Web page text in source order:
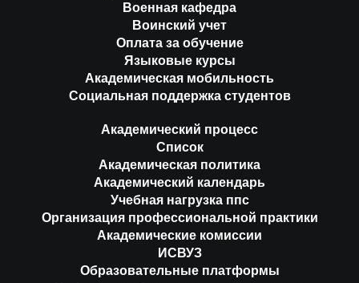
Военная кафедра
Воинский учет
Оплата за обучение
Языковые курсы
Академическая мобильность
Социальная поддержка студентов
Академический процесс
Список
Академическая политика
Академический календарь
Учебная нагрузка ппс
Организация профессиональной практики
Академические комиссии
ИСВУЗ
Образовательные платформы